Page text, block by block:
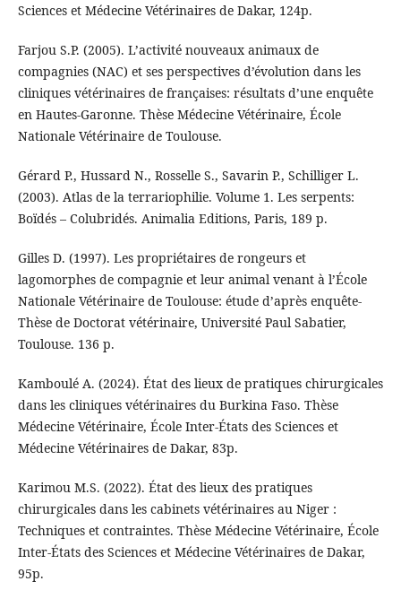
Sciences et Médecine Vétérinaires de Dakar, 124p.
Farjou S.P. (2005). L’activité nouveaux animaux de
compagnies (NAC) et ses perspectives d’évolution dans les
cliniques vétérinaires de françaises: résultats d’une enquête
en Hautes-Garonne. Thèse Médecine Vétérinaire, École
Nationale Vétérinaire de Toulouse.
Gérard P., Hussard N., Rosselle S., Savarin P., Schilliger L.
(2003). Atlas de la terrariophilie. Volume 1. Les serpents:
Boïdés – Colubridés. Animalia Editions, Paris, 189 p.
Gilles D. (1997). Les propriétaires de rongeurs et
lagomorphes de compagnie et leur animal venant à l’École
Nationale Vétérinaire de Toulouse: étude d’après enquête-
Thèse de Doctorat vétérinaire, Université Paul Sabatier,
Toulouse. 136 p.
Kamboulé A. (2024). État des lieux de pratiques chirurgicales
dans les cliniques vétérinaires du Burkina Faso. Thèse
Médecine Vétérinaire, École Inter-États des Sciences et
Médecine Vétérinaires de Dakar, 83p.
Karimou M.S. (2022). État des lieux des pratiques
chirurgicales dans les cabinets vétérinaires au Niger :
Techniques et contraintes. Thèse Médecine Vétérinaire, École
Inter-États des Sciences et Médecine Vétérinaires de Dakar,
95p.